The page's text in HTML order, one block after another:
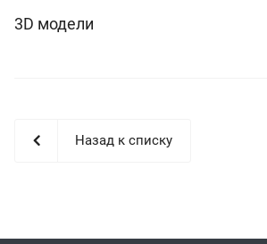
3D модели
Назад к списку